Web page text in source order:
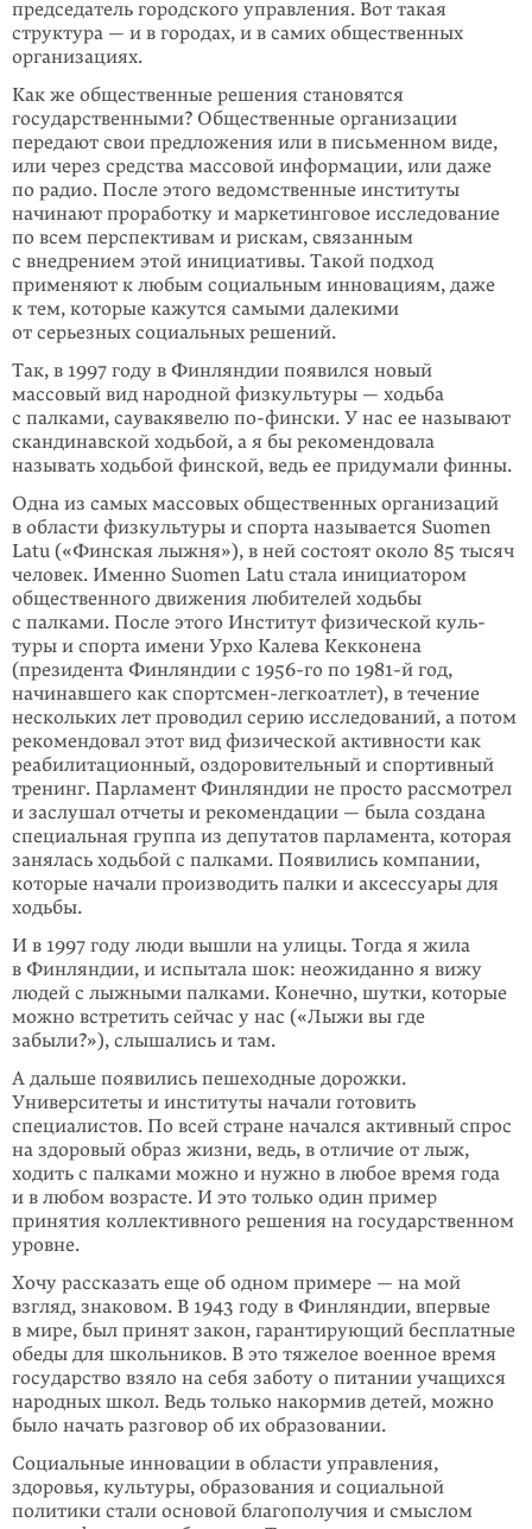
председатель город­ского управления. Вот такая
структура — и в городах, и в самих обще­ственных
организациях.
Как же общественные решения становятся
государственными? Общественные организации
передают свои предложения или в письменном виде,
или через средства массовой информации, или даже
по радио. После этого ведомствен­ные институты
начинают проработку и маркетинговое исследование
по всем перспективам и рискам, связанным
с внедрением этой инициативы. Такой подход
применяют к любым социальным инновациям, даже
к тем, кото­рые кажутся самыми далекими
от серьезных социальных решений.
Так, в 1997 году в Финляндии появился новый
массовый вид народной физ­культуры — ходьба
с палками, саувакявелю по-фински. У нас ее называют
скандинавской ходьбой, а я бы рекомендовала
называть ходьбой финской, ведь ее придумали финны.
Одна из самых массовых общественных организаций
в области физкультуры и спорта называется Suomen
Latu («Финская лыжня»), в ней состоят около 85 тысяч
человек. Именно Suomen Latu стала инициатором
общественного дви­жения любителей ходьбы
с палками. После этого Институт физической куль­
туры и спорта имени Урхо Калева Кекконена
(президента Финляндии с 1956-го по 1981-й год,
начинавшего как спортсмен-легкоатлет), в течение
нескольких лет проводил серию исследований, а потом
рекомендовал этот вид физической активности как
реабилитационный, оздоровительный и спортивный
тренинг. Парламент Финляндии не просто рассмотрел
и заслушал отчеты и рекомен­дации — была создана
специальная группа из депутатов парламента, которая
занялась ходьбой с палками. Появились компании,
которые начали произ­во­дить палки и аксессуары для
ходьбы.
И в 1997 году люди вышли на улицы. Тогда я жила
в Финляндии, и испытала шок: неожиданно я вижу
людей с лыжными палками. Конечно, шутки, которые
можно встретить сейчас у нас («Лыжи вы где
забыли?»), слышались и там.
А дальше появились пешеходные дорожки.
Университеты и институты начали готовить
специалистов. По всей стране начался активный спрос
на здоровый образ жизни, ведь, в отличие от лыж,
ходить с палками можно и нужно в лю­бое время года
и в любом возрасте. И это только один пример
принятия кол­лективного решения на государственном
уровне.
Хочу рассказать еще об одном примере — на мой
взгляд, знаковом. В 1943 году в Финляндии, впервые
в мире, был принят закон, гарантирующий бесплатные
обеды для школьников. В это тяжелое военное время
государство взяло на себя заботу о питании учащихся
народных школ. Ведь только накормив детей, можно
было начать разговор об их образо­вании.
Социальные инновации в области управления,
здоровья, культуры, образо­вания и социальной
политики стали основой благополучия и смыслом